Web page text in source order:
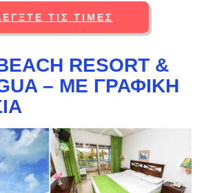
ΤΙΣ ΤΙΜΈΣ
RESORT &
– ΜΕ ΓΡΑΦΙΚΉ